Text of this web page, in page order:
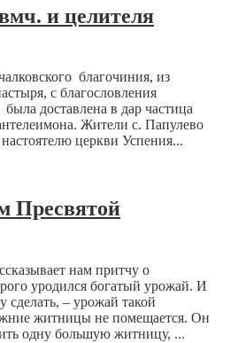
и целителя
благочиния, из
с благословления
доставлена в дар частица
Жители с. Папулево
церкви Успения...
Пресвятой
нам притчу о
уродился богатый урожай. И
сделать, – урожай такой
житницы не помещается. Он
одну большую житницу, ...